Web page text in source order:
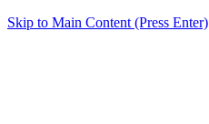
Skip to Main Content (Press Enter)